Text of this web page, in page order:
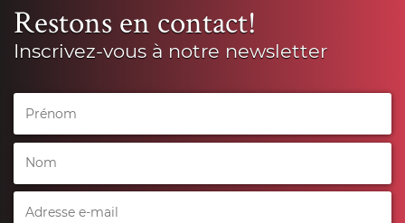
Restons en contact!
Inscrivez-vous à notre newsletter